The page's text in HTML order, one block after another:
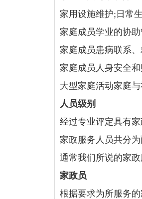
家用设施维护;日常
家庭成员学业的协
家庭成员患病联系
家庭成员人身安全
大型家庭活动家庭
人员级别
经过专业评定具有
家政服务人员共分
通常我们所说的家
家政员
根据要求为所服务